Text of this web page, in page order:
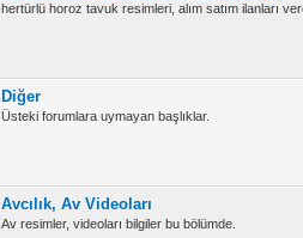
hertürlü horoz tavuk resimleri, alım satım ilanları
Diğer
Üsteki forumlara uymayan başlıklar.
Avcılık, Av Videoları
Av resimler, videoları bilgiler bu bölümde.